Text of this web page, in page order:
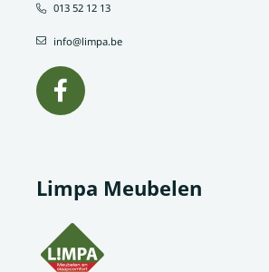
Limpa Meubelen
013 52 12 13
info@limpa.be